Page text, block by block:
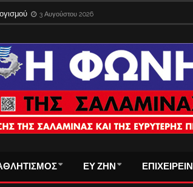
3 Αυγούστου 2026
ΕΥ ΖΗΝ ΕΠΙΧΕΙΡΕΙΝ